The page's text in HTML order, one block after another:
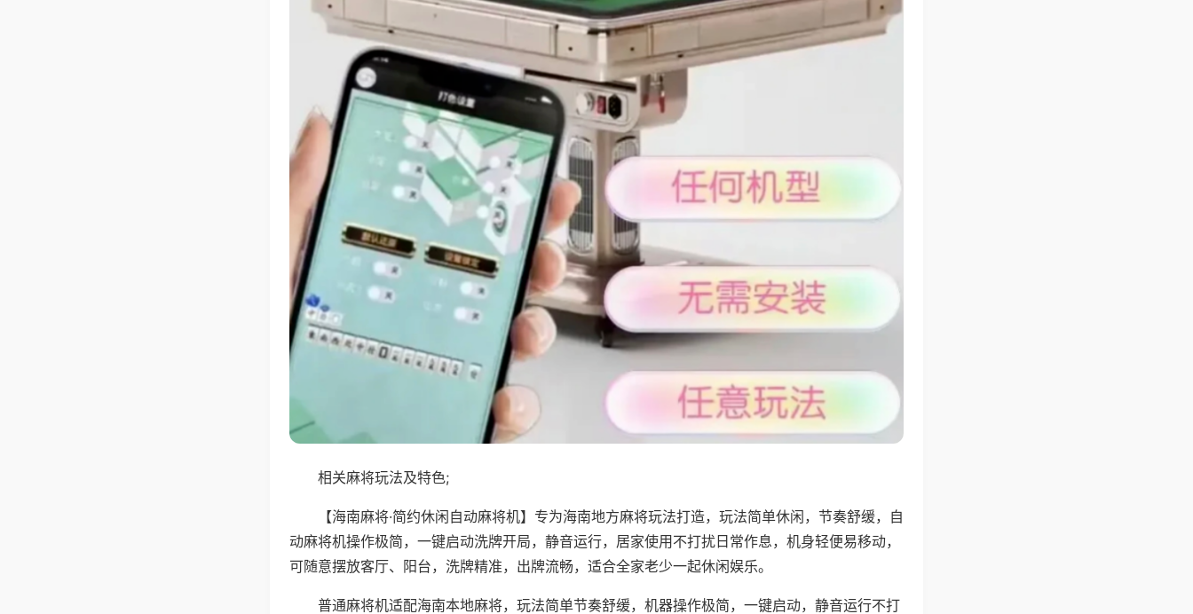
相关麻将玩法及特色;
【海南麻将·简约休闲自动麻将机】专为海南地方麻将玩法打造，玩法简单休闲，节奏舒缓，自
动麻将机操作极简，一键启动洗牌开局，静音运行，居家使用不打扰日常作息，机身轻便易移动，
可随意摆放客厅、阳台，洗牌精准，出牌流畅，适合全家老少一起休闲娱乐。
普通麻将机适配海南本地麻将，玩法简单节奏舒缓，机器操作极简，一键启动，静音运行不打